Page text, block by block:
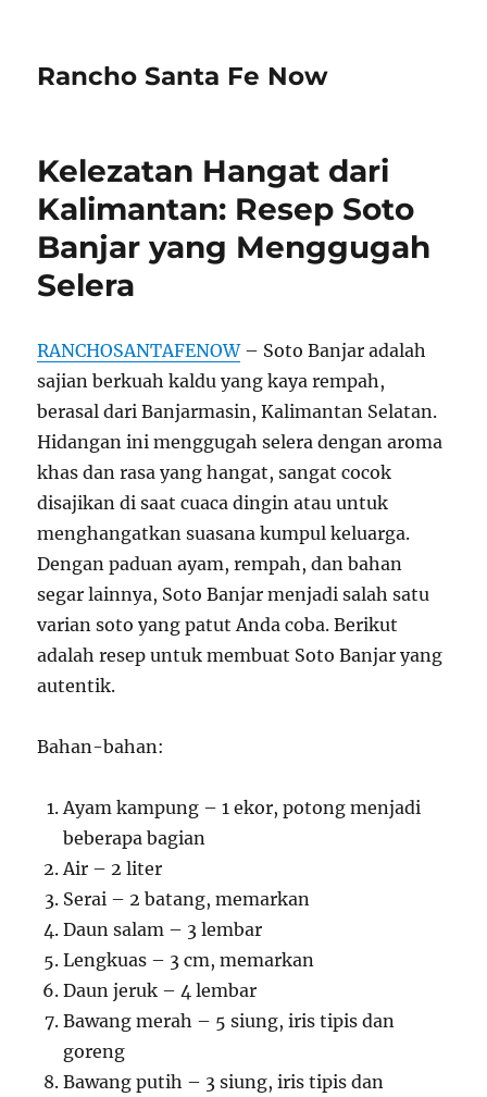
Rancho Santa Fe Now
Kelezatan Hangat dari
Kalimantan: Resep Soto
Banjar yang Menggugah
Selera
RANCHOSANTAFENOW– Soto Banjar adalah
sajian berkuah kaldu yang kaya rempah,
berasal dari Banjarmasin, Kalimantan Selatan.
Hidangan ini menggugah selera dengan aroma
khas dan rasa yang hangat, sangat cocok
disajikan di saat cuaca dingin atau untuk
menghangatkan suasana kumpul keluarga.
Dengan paduan ayam, rempah, dan bahan
segar lainnya, Soto Banjar menjadi salah satu
varian soto yang patut Anda coba. Berikut
adalah resep untuk membuat Soto Banjar yang
autentik.
Bahan-bahan:
Ayam kampung – 1 ekor, potong menjadi
beberapa bagian
Air – 2 liter
Serai – 2 batang, memarkan
Daun salam – 3 lembar
Lengkuas – 3 cm, memarkan
Daun jeruk – 4 lembar
Bawang merah – 5 siung, iris tipis dan
goreng
Bawang putih – 3 siung, iris tipis dan